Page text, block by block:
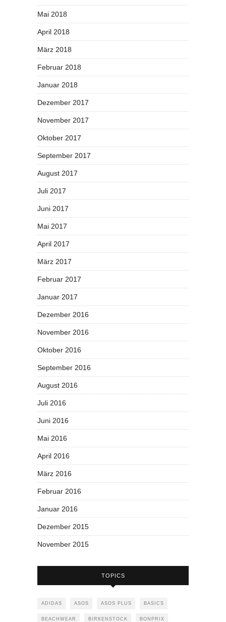
Mai 2018
April 2018
März 2018
Februar 2018
Januar 2018
Dezember 2017
November 2017
Oktober 2017
September 2017
August 2017
Juli 2017
Juni 2017
Mai 2017
April 2017
März 2017
Februar 2017
Januar 2017
Dezember 2016
November 2016
Oktober 2016
September 2016
August 2016
Juli 2016
Juni 2016
Mai 2016
April 2016
März 2016
Februar 2016
Januar 2016
Dezember 2015
November 2015
TOPICS
ADIDAS ASOS ASOS PLUS BASICS
BEACHWEAR BIRKENSTOCK BONPRIX